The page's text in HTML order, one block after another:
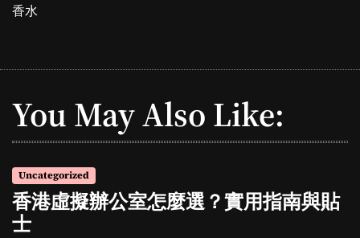
香水
You May Also Like:
Uncategorized
香港虛擬辦公室怎麼選？實用指南與貼
士